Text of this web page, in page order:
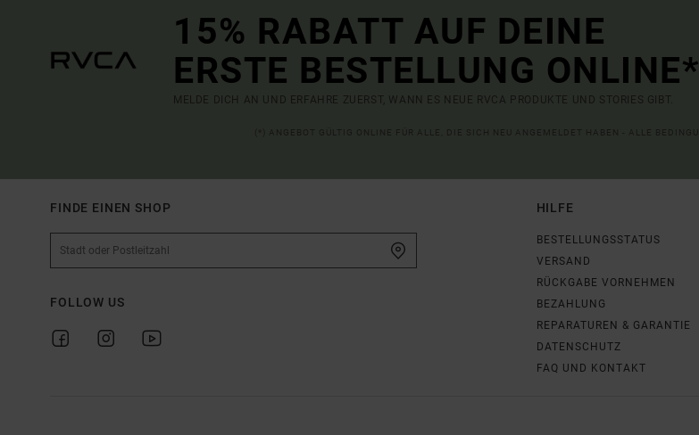
15% RABATT AUF DEINE
ERSTE BESTELLUNG ONLINE*
MELDE DICH AN UND ERFAHRE ZUERST, WANN ES NEUE RVCA PRODUKTE UND STORIES GIBT.
FINDE EINEN SHOP
FOLLOW US
HILFE
BESTELLUNGSSTATUS
VERSAND
RÜCKGABE VORNEHMEN
BEZAHLUNG
REPARATUREN & GARANTIE
DATENSCHUTZ
FAQ UND KONTAKT